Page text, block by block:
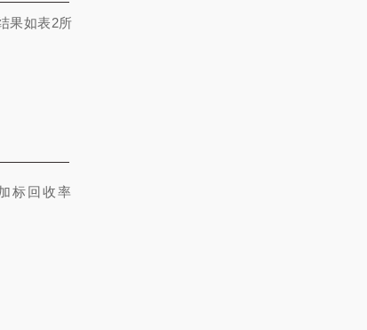
果如表2所
标回收率